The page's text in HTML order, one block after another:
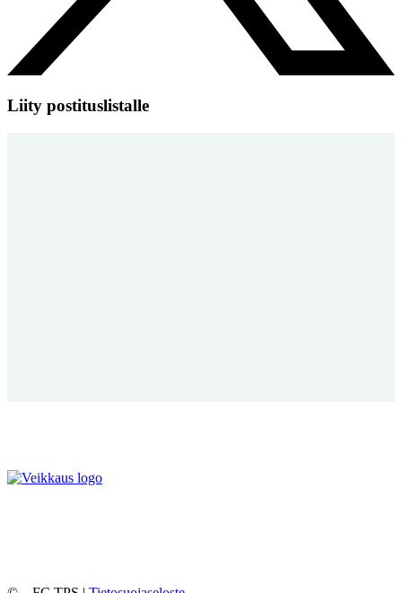
Liity postituslistalle